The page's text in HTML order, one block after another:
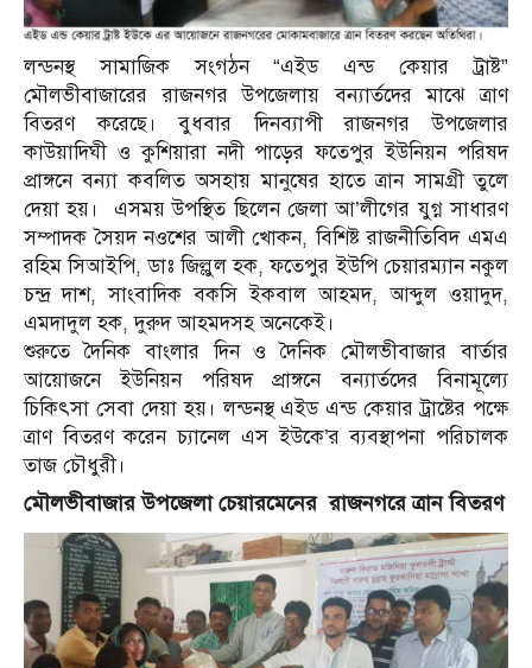
লন্ডনস্থ সামাজিক সংগঠন “এইড এন্ড কেয়ার ট্রাষ্ট”
মৌলভীবাজারের রাজনগর উপজেলায় বন্যার্তদের মাঝে ত্রাণ
বিতরণ করেছে। বুধবার দিনব্যাপী রাজনগর উপজেলার
কাউয়াদিঘী ও কুশিয়ারা নদী পাড়ের ফতেপুর ইউনিয়ন পরিষদ
প্রাঙ্গনে বন্যা কবলিত অসহায় মানুষের হাতে ত্রান সামগ্রী তুলে
দেয়া হয়। এসময় উপস্থিত ছিলেন জেলা আ’লীগের যুগ্ন সাধারণ
সম্পাদক সৈয়দ নওশের আলী খোকন, বিশিষ্ট রাজনীতিবিদ এমএ
রহিম সিআইপি, ডাঃ জিল্লুল হক, ফতেপুর ইউপি চেয়ারম্যান নকুল
চন্দ্র দাশ, সাংবাদিক বকসি ইকবাল আহমদ, আব্দুল ওয়াদুদ,
এমদাদুল হক, দুরুদ আহমদসহ অনেকেই।
শুরুতে দৈনিক বাংলার দিন ও দৈনিক মৌলভীবাজার বার্তার
আয়োজনে ইউনিয়ন পরিষদ প্রাঙ্গনে বন্যার্তদের বিনামূল্যে
চিকিৎসা সেবা দেয়া হয়। লন্ডনস্থ এইড এন্ড কেয়ার ট্রাষ্টের পক্ষে
ত্রাণ বিতরণ করেন চ্যানেল এস ইউকে’র ব্যবস্থাপনা পরিচালক
তাজ চৌধুরী।
মৌলভীবাজার উপজেলা চেয়ারমেনের রাজনগরে ত্রান বিতরণ